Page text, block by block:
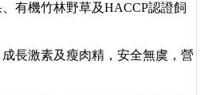
有機竹林野草及HACCP認證飼
長激素及瘦肉精，安全無虞，營